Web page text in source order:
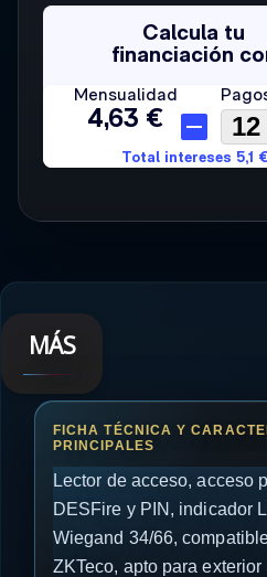
MÁS
Lector de acceso, acceso
DESFire y PIN, indicador
Wiegand 34/66,
ZKTeco, apto para exterior